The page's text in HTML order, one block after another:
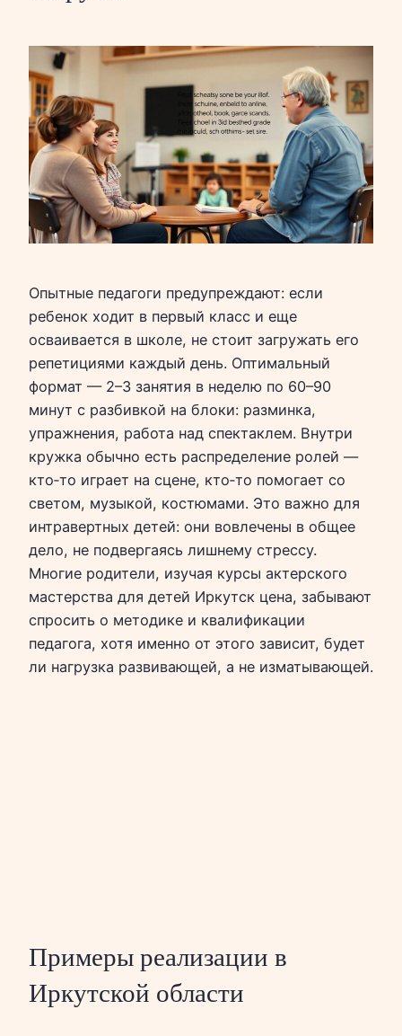
Опытные педагоги предупреждают: если
ребенок ходит в первый класс и еще
осваивается в школе, не стоит загружать его
репетициями каждый день. Оптимальный
формат — 2–3 занятия в неделю по 60–90
минут с разбивкой на блоки: разминка,
упражнения, работа над спектаклем. Внутри
кружка обычно есть распределение ролей —
кто‑то играет на сцене, кто‑то помогает со
светом, музыкой, костюмами. Это важно для
интравертных детей: они вовлечены в общее
дело, не подвергаясь лишнему стрессу.
Многие родители, изучая курсы актерского
мастерства для детей Иркутск цена, забывают
спросить о методике и квалификации
педагога, хотя именно от этого зависит, будет
ли нагрузка развивающей, а не изматывающей.
Примеры реализации в
Иркутской области